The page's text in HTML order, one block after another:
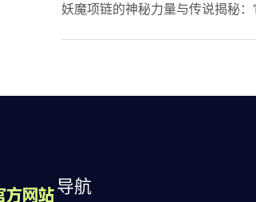
妖魔项链的神秘力量与传说揭秘
导航